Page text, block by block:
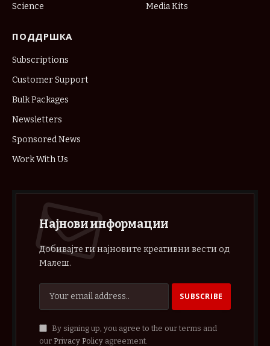
Science
Media Kits
ПОДДРШКА
Subscriptions
Customer Support
Bulk Packages
Newsletters
Sponsored News
Work With Us
Најнови информации
Добивајте ги најновите креативни вести од
Малеш.
By signing up, you agree to the our terms and
our Privacy Policyagreement.